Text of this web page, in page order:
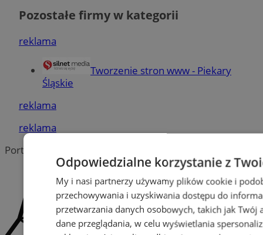
Pozostałe firmy w kategorii
reklama
Tworzenie stron www - Piekary
Śląskie
reklama
reklama
Portal należy do sieci
Odpowiedzialne korzystanie z
My i nasi partnerzy używamy plików cookie i
przechowywania i uzyskiwania dostępu do
przetwarzania danych osobowych, takich jak
dane przeglądania, w celu wyświetlania